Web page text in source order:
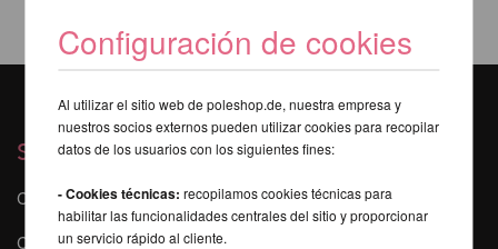
Servicios
Contacto
Curso online de poledance
Configuración de cookies
Al utilizar el sitio web de poleshop.de, nuestra empresa y
nuestros socios externos pueden utilizar cookies para recopilar
datos de los usuarios con los siguientes fines:
- Cookies técnicas:recopilamos cookies técnicas para
habilitar las funcionalidades centrales del sitio y proporcionar
un servicio rápido al cliente.